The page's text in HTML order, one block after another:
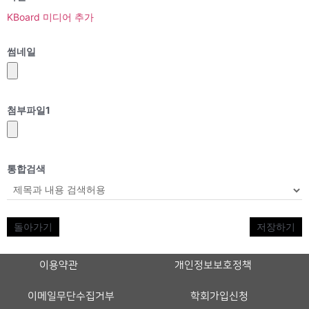
KBoard 미디어 추가
썸네일
첨부파일1
통합검색
돌아가기 저장하기
이용약관 개인정보보호정책
이메일무단수집거부 학회가입신청